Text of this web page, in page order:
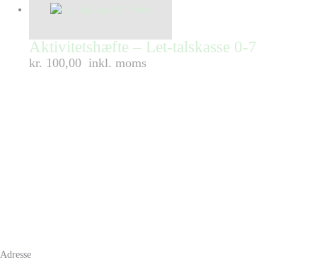
Aktivitetshæfte – Let-talskasse 0-7
kr. 100,00 inkl. moms
Adresse